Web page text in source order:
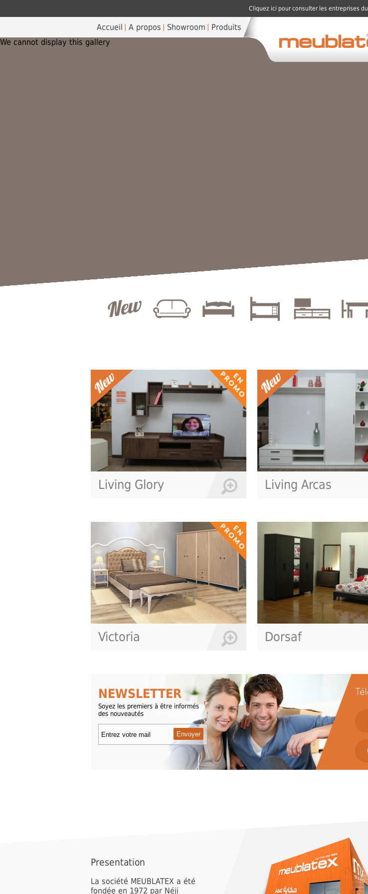
Cliquez ici pour consulter les entreprises du
Accueil A propos Showroom Produits
We cannot display this gallery
Living Glory Living Arcas
Victoria Dorsaf
NEWSLETTER
Soyez les premiers à être informés
des nouveautés
Presentation
La société MEUBLATEX a été
fondée en 1972 par Néji